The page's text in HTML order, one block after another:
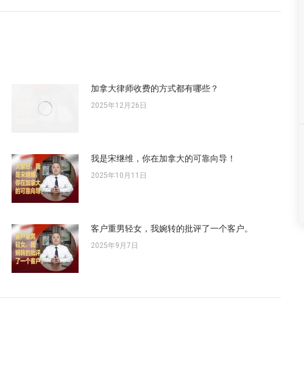
加拿大律师收费的方式都有哪些？
2025年12月26日
我是宋继维，你在加拿大的可靠向导！
2025年10月11日
客户重男轻女，我婉转的批评了一个客户。
2025年9月7日